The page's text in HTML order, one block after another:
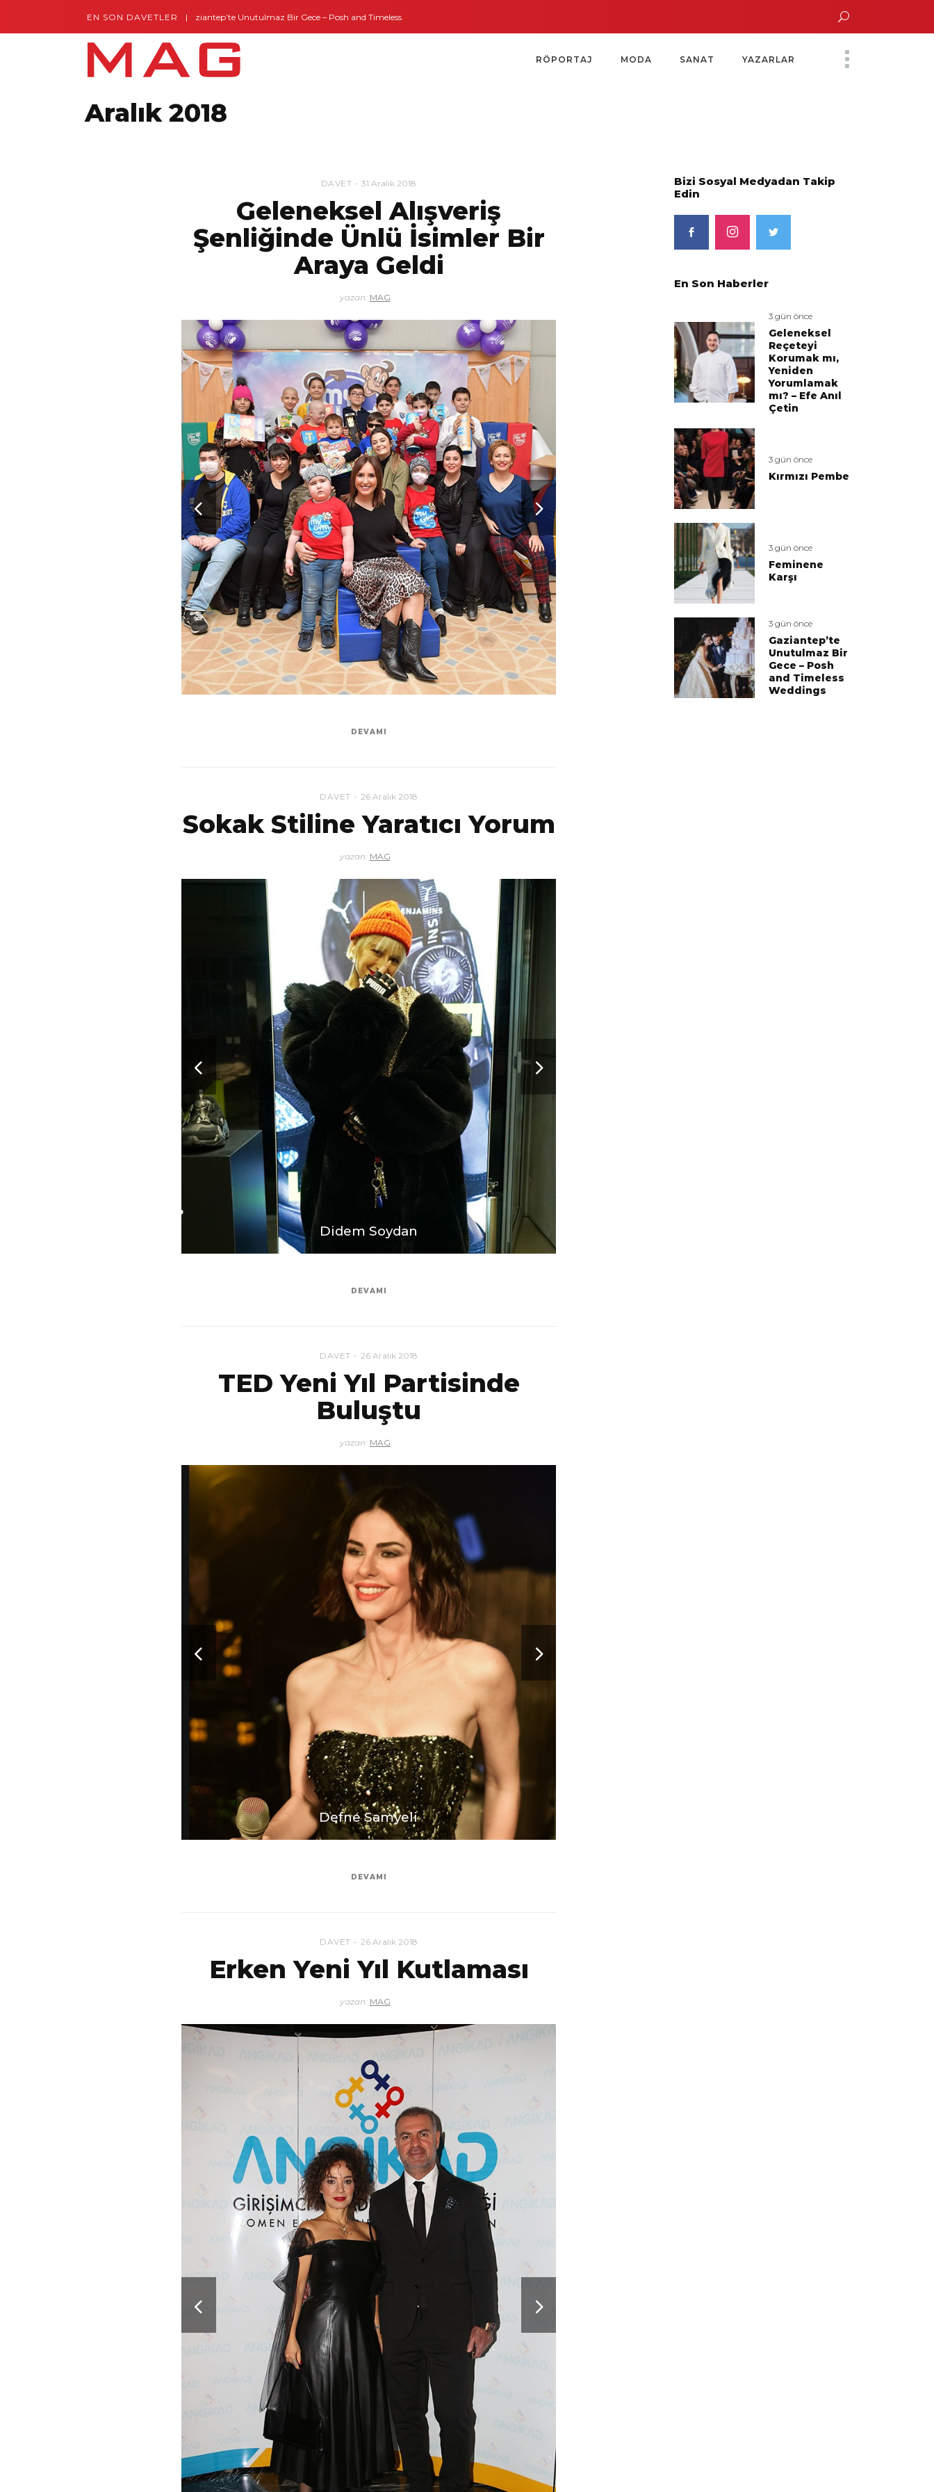
EN SON DAVETLER
Gaziantep’te Unutulmaz Bir Gece – Posh and Timeless Weddings Bodrum’dan İngiltere’ye Kısa Bir Yolculuk Yoko Ono Sergisi Özel Bir Davetle Açıldı
RÖPORTAJ MODA SANAT YAZARLAR
Aralık 2018
DAVET 31 Aralık 2018
Geleneksel Alışveriş
Şenliğinde Ünlü İsimler Bir
Araya Geldi
yazan: MAG
DEVAMI
DAVET 26 Aralık 2018
Sokak Stiline Yaratıcı Yorum
yazan: MAG
Didem Soydan
DEVAMI
DAVET 26 Aralık 2018
TED Yeni Yıl Partisinde
Buluştu
yazan: MAG
Defne Samyeli
DEVAMI
DAVET 26 Aralık 2018
Erken Yeni Yıl Kutlaması
yazan: MAG
Bizi Sosyal Medyadan Takip
Edin
En Son Haberler
3 gün önce
Geleneksel
Reçeteyi
Korumak mı,
Yeniden
Yorumlamak
mı? – Efe Anıl
Çetin
3 gün önce
Kırmızı Pembe
3 gün önce
Feminene
Karşı
3 gün önce
Gaziantep’te
Unutulmaz Bir
Gece – Posh
and Timeless
Weddings